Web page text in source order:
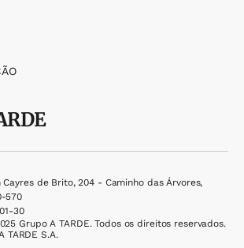
de Brito, 204 - Caminho das Árvores,
570
30
Grupo A TARDE. Todos os direitos reservados.
TARDE S.A.